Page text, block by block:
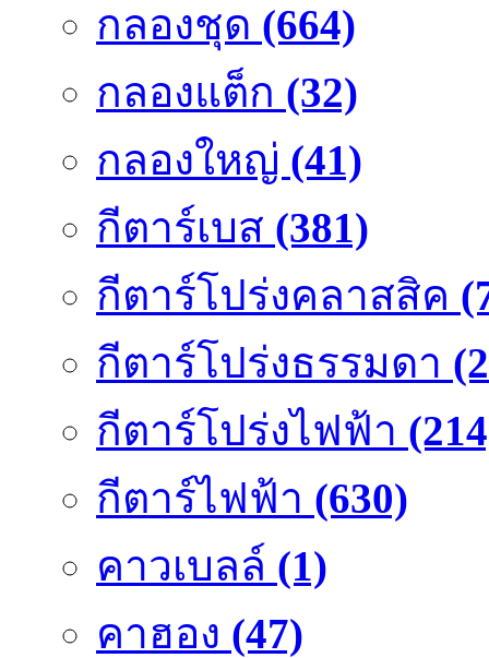
กลองชุด (664)
กลองแต็ก (32)
กลองใหญ่ (41)
กีตาร์เบส (381)
กีตาร์โปร่งคลาสสิค
กีตาร์โปร่งธรรมดา
กีตาร์โปร่งไฟฟ้า
กีตาร์ไฟฟ้า (630)
คาวเบลล์ (1)
คาฮอง (47)